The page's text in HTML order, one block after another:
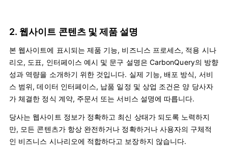
2. 웹사이트 콘텐츠 및 제품 설명
본 웹사이트에 표시되는 제품 기능, 비즈니스 프로세스, 적용 시나
리오, 도표, 인터페이스 예시 및 문구 설명은 CarbonQuery의 방향
성과 역량을 소개하기 위한 것입니다. 실제 기능, 배포 방식, 서비
스 범위, 데이터 인터페이스, 납품 일정 및 상업 조건은 양 당사자
가 체결한 정식 계약, 주문서 또는 서비스 설명에 따릅니다.
당사는 웹사이트 정보가 정확하고 최신 상태가 되도록 노력하지
만, 모든 콘텐츠가 항상 완전하거나 정확하거나 사용자의 구체적
인 비즈니스 시나리오에 적합하다고 보장하지 않습니다.